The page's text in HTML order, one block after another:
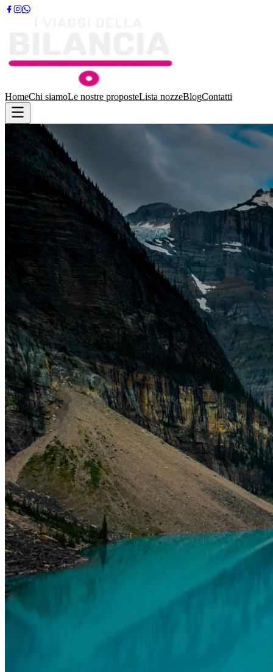
HomeChi siamoLe nostre proposteLista nozzeBlogContatti